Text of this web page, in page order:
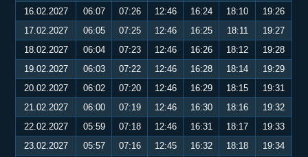
16.02.2027
06:07 07:26 12:46 16:24 18:10
19:26
17.02.2027
06:05 07:25 12:46 16:25 18:11
19:27
18.02.2027
06:04 07:23 12:46 16:26 18:12
19:28
19.02.2027
06:03 07:22 12:46 16:28 18:14
19:29
20.02.2027
06:02 07:20 12:46 16:29 18:15
19:31
21.02.2027
06:00 07:19 12:46 16:30 18:16
19:32
22.02.2027
05:59 07:18 12:46 16:31 18:17
19:33
23.02.2027
05:57 07:16 12:45 16:32 18:18
19:34